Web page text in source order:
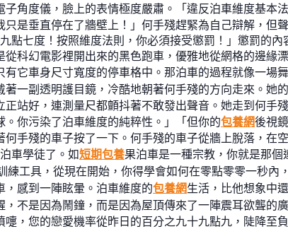
子角度儀，臉上的表情極度嚴肅。「違反泊車維度基本
只是垂直停在了牆壁上！」何手殘趕緊為自己辯解，
點七度！按照維度法則，你必須接受懲罰！」懲罰的
從科幻電影裡開出來的黑色跑車，優雅地從網格的邊
有它車身尺寸寬度的停車格中。那泊車的過程就像一
著一副透明護目鏡，冷酷地朝著何手殘的方向走來。她
站好，連測量尺都顫抖著不敢發出聲音。她走到何手
你污染了泊車維度的純粹性。」「但你的包養網後視
手殘的車子按了一下。何手殘的車子從牆上脫落，
車學徒了。如短期包養果泊車是一種宗教，你就是那
練工具，從現在開始，你得學會如何在零點零零一秒內
感到一陣眩暈。泊車維度的包養網生活，比他想象中
，不是因為鬧鐘，而是因為屋頂傳來了一陣震耳欲聾的
嚏，您的戀愛機率從昨日的百分之九十九點九，陡降